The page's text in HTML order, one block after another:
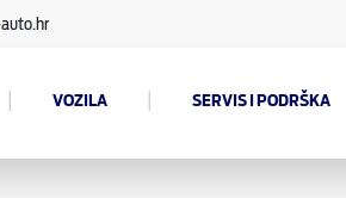
VOZILA SERVIS I PODRŠKA